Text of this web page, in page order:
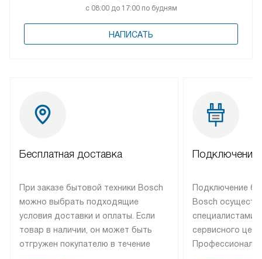
с 08:00 до 17:00 по будням
НАПИСАТЬ
Бесплатная доставка
При заказе бытовой техники Bosch
можно выбрать подходящие
условия доставки и оплаты. Если
товар в наличии, он может быть
отгружен покупателю в течение
Подключение
Подключение
Bosch
специалистами
сервисного